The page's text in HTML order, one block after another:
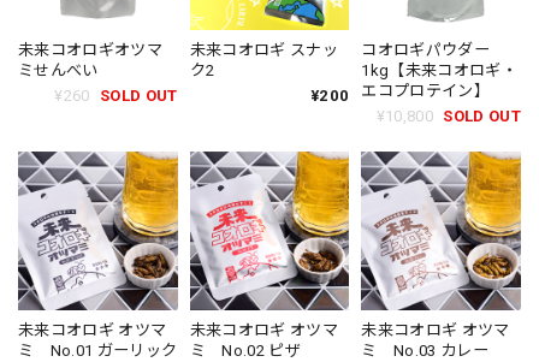
未来コオロギオツマ
ミせんべい
¥260
SOLD OUT
未来コオロギ スナッ
ク2
¥200
コオロギパウダー
1kg【未来コオロギ・
エコプロテイン】
¥10,800 SOLD OUT
未来コオロギ オツマ
ミ No.01 ガーリック
未来コオロギ オツマ
ミ No.02 ピザ
未来コオロギ オツマ
ミ No.03 カレー